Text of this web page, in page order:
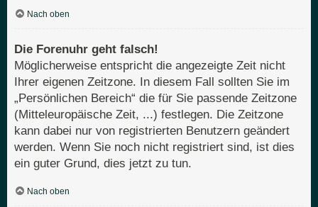
Nach oben
Die Forenuhr geht falsch!
Möglicherweise entspricht die angezeigte Zeit nicht
Ihrer eigenen Zeitzone. In diesem Fall sollten Sie im
„Persönlichen Bereich“ die für Sie passende Zeitzone
(Mitteleuropäische Zeit, ...) festlegen. Die Zeitzone
kann dabei nur von registrierten Benutzern geändert
werden. Wenn Sie noch nicht registriert sind, ist dies
ein guter Grund, dies jetzt zu tun.
Nach oben